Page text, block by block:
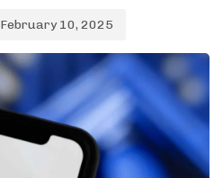
February 10, 2025